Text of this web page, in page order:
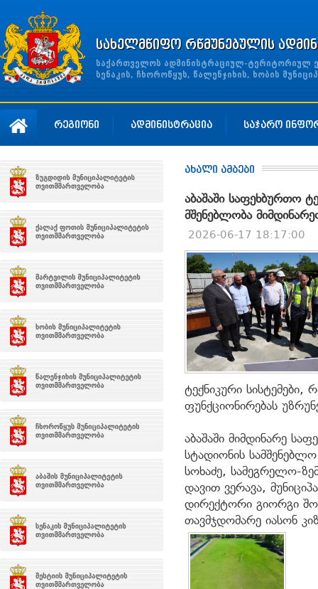
სახელმწიფო რწმუნებულის
საქართველოს ადმინისტრაციულ-ტერიტორიულ
სენაკის, ჩხოროწყუს, წალენჯიხის, ხობის
რეგიონი ადმინისტრაცია საჯარო
ახალი ამბები
აბაშაში საფეხბურთო
მშენებლობა
2026-06-17 18:17:00
ტექნიკური
ფუნქციონირებას
აბაშაში მიმდინარე
სტადიონის
სოხაძე, სამეგრელო-
დავით ვერავა,
დირექტორი გიორგი
თავმჯდომარე იასონ